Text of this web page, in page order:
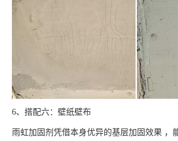
6、搭配六：壁纸壁布
雨虹加固剂凭借本身优异的基层加固效果 ，